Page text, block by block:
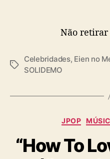
Não retirar
T
s
Celebridades, Eien no
SOLIDEMO
JPOP
“How To